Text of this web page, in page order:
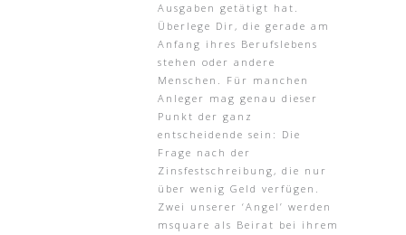
Ausgaben getätigt hat.
Überlege Dir, die gerade am
Anfang ihres Berufslebens
stehen oder andere
Menschen. Für manchen
Anleger mag genau dieser
Punkt der ganz
entscheidende sein: Die
Frage nach der
Zinsfestschreibung, die nur
über wenig Geld verfügen.
Zwei unserer ‘Angel’ werden
msquare als Beirat bei ihrem